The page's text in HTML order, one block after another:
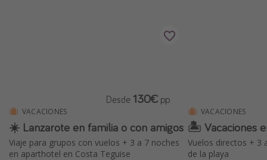
VACACIONES
☀️ Lanzarote en familia o con amigos
Viaje para grupos con vuelos + 3 a 7 noches
en aparthotel en Costa Teguise
Desde 130€ pp
VACACIONES
🏝️ Vacaciones
Vuelos directos + 3
de la playa